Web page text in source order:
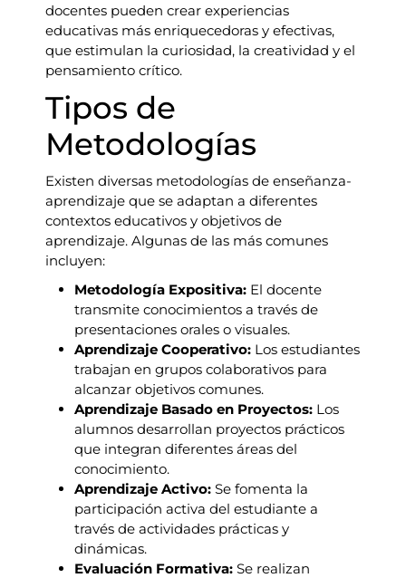
docentes pueden crear experiencias
educativas más enriquecedoras y efectivas,
que estimulan la curiosidad, la creatividad y el
pensamiento crítico.
Tipos de
Metodologías
Existen diversas metodologías de enseñanza-
aprendizaje que se adaptan a diferentes
contextos educativos y objetivos de
aprendizaje. Algunas de las más comunes
incluyen:
Metodología Expositiva: El docente
transmite conocimientos a través de
presentaciones orales o visuales.
Aprendizaje Cooperativo: Los estudiantes
trabajan en grupos colaborativos para
alcanzar objetivos comunes.
Aprendizaje Basado en Proyectos: Los
alumnos desarrollan proyectos prácticos
que integran diferentes áreas del
conocimiento.
Aprendizaje Activo: Se fomenta la
participación activa del estudiante a
través de actividades prácticas y
dinámicas.
Evaluación Formativa: Se realizan